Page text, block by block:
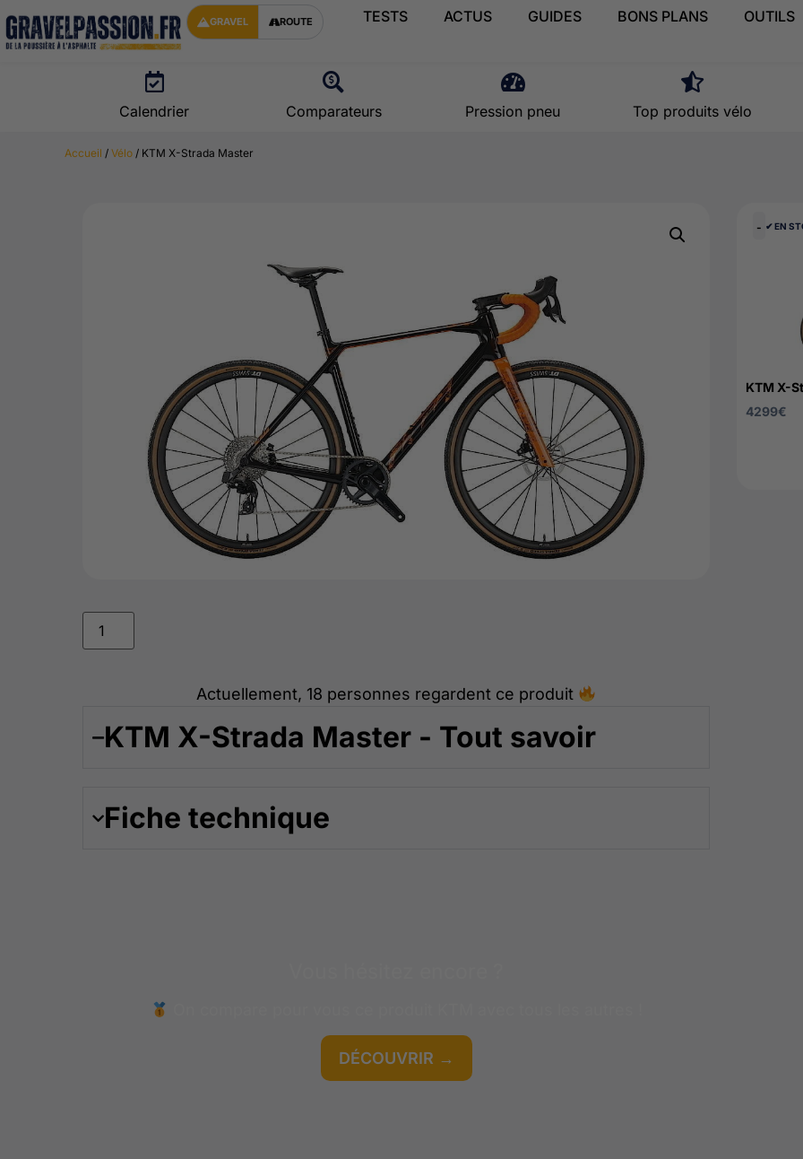
GRAVEL ROUTE TESTS ACTUS GUIDES BONS PLANS OUTILS
Calendrier Comparateurs Pression pneu Top produits vélo
Accueil / Vélo / KTM X-Strada Master
Actuellement, 18 personnes regardent ce produit
KTM X-Strada Master - Tout savoir
Fiche technique
DÉCOUVRIR →
- ✔︎ EN
KTM X-
4299€